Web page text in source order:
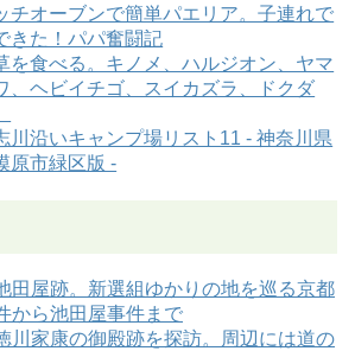
チオーブンで簡単パエリア。子連れで
きた！パパ奮闘記
を食べる。キノメ、ハルジオン、ヤマ
、ヘビイチゴ、スイカズラ、ドクダ
川沿いキャンプ場リスト11 - 神奈川県
原市緑区版 -
田屋跡。新選組ゆかりの地を巡る京都
から池田屋事件まで
川家康の御殿跡を探訪。周辺には道の